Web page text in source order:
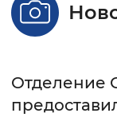
Отделение